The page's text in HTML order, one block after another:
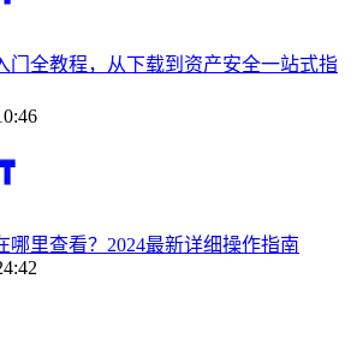
门全教程，从下载到资产安全一站式指
哪里查看？2024最新详细操作指南